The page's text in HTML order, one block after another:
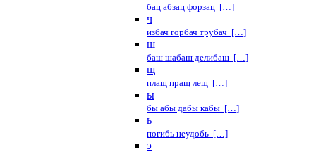
бац абзац форзац […]
ч
избач горбач трубач […]
ш
баш шабаш делибаш […]
щ
плащ пращ лещ […]
ы
бы абы дабы кабы […]
ь
погибь неудобь […]
э